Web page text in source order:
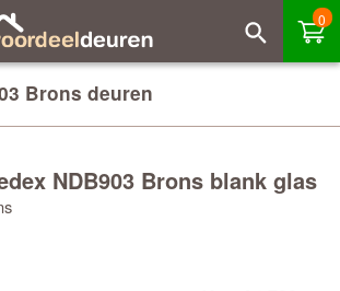
0
Brons deuren
NDB903 Brons blank glas